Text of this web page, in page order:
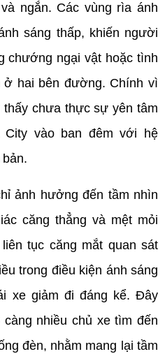
ngắn. Các vùng rìa ánh
sáng thấp, khiến người
chướng ngại vật hoặc tình
ở hai bên đường. Chính vì
chưa thực sự yên tâm
City vào ban đêm với hệ
ảnh hưởng đến tầm nhìn
căng thẳng và mệt mỏi
tục căng mắt quan sát
trong điều kiện ánh sáng
xe giảm đi đáng kể. Đây
nhiều chủ xe tìm đến
đèn, nhằm mang lại tầm